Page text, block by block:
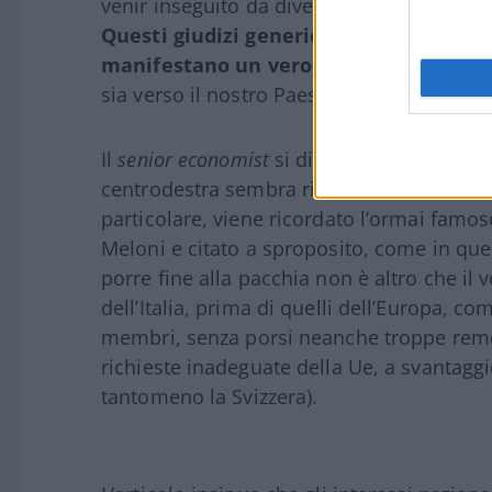
venir inseguito da diverse orde di
Questi giudizi generici
manifestano un vero e proprio
sia verso il nostro Paese.
Ilsenior economistsi dice addirittura
centrodestra sembra riuscire a ottenere il
particolare, viene ricordato l’ormai
Meloni e citato a sproposito, come in
porre fine alla pacchia non è altro che il
dell’Italia, prima di quelli dell’Europa,
membri, senza porsi neanche troppe
richieste inadeguate della Ue, a
tantomeno la Svizzera).